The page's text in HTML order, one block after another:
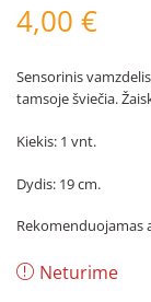
4,00 €
Sensorinis
tamsoje šviečia.
Kiekis: 1 vnt.
Dydis: 19 cm.
Rekomenduojamas
Neturime